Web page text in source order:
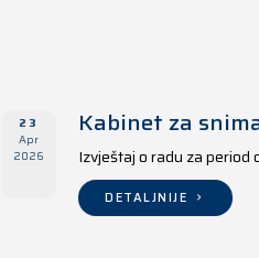
23
Apr
2026
Kabinet za
Izvještaj o radu za period
DETALJNIJE